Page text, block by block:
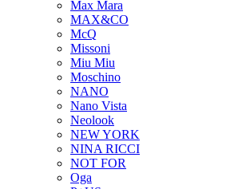
Max Mara
MAX&CO
McQ
Missoni
Miu Miu
Moschino
NANO
Nano Vista
Neolook
NEW YORK
NINA RICCI
NOT FOR
Oga